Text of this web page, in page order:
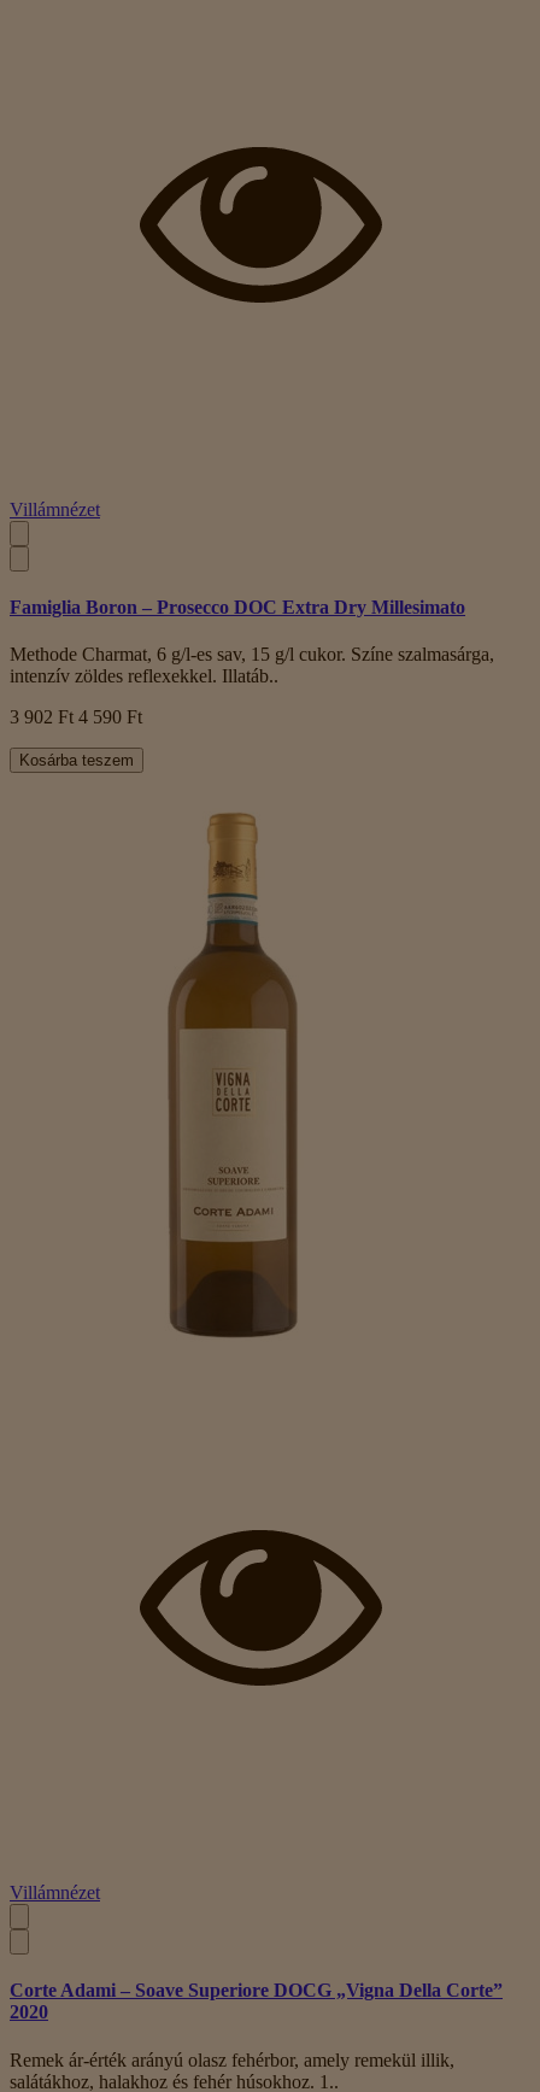
Villámnézet
Famiglia Boron – Prosecco DOC Extra Dry Millesimato
Methode Charmat, 6 g/l-es sav, 15 g/l cukor. Színe szalmasárga,
intenzív zöldes reflexekkel. Illatáb..
3 902 Ft 4 590 Ft
Kosárba teszem
Villámnézet
Corte Adami – Soave Superiore DOCG „Vigna Della Corte”
2020
Remek ár-érték arányú olasz fehérbor, amely remekül illik,
salátákhoz, halakhoz és fehér húsokhoz. 1..